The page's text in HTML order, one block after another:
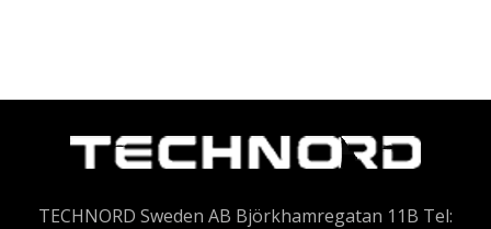
TECHNORD Sweden AB Björkhamregatan 11B Tel: